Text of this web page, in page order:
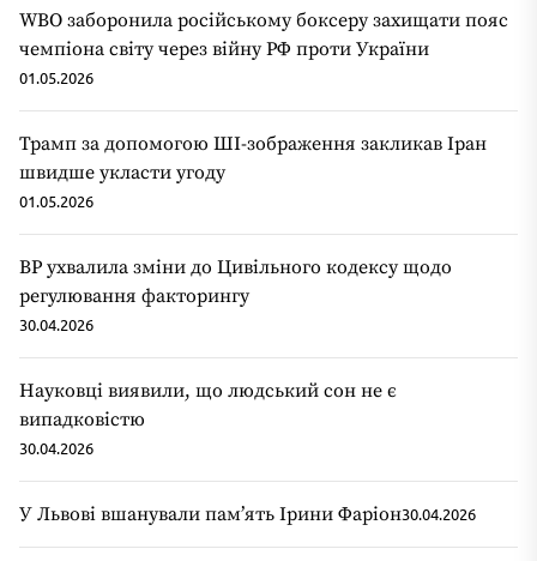
WBO заборонила російському боксеру захищати пояс
чемпіона світу через війну РФ проти України
01.05.2026
Трамп за допомогою ШІ-зображення закликав Іран
швидше укласти угоду
01.05.2026
ВР ухвалила зміни до Цивільного кодексу щодо
регулювання факторингу
30.04.2026
Науковці виявили, що людський сон не є
випадковістю
30.04.2026
У Львові вшанували пам’ять Ірини Фаріон30.04.2026